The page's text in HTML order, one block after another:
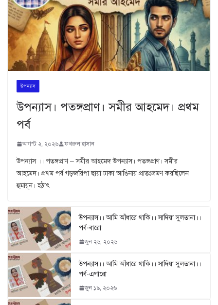
উপন্যাস
উপন্যাস। পতঙ্গপ্রাণ। সমীর আহমেদ। প্রথম
পর্ব
আগস্ট ২, ২০২৬ ফখরুল হাসান
উপন্যাস ।। পতঙ্গপ্রাণ – সমীর আহমেদ উপন্যাস। পতঙ্গপ্রাণ। সমীর
আহমেদ। প্রথম পর্ব গড়জরিপা ছায়া ঢাকা আঙিনায় প্রাতঃভ্রমণ করছিলেন
হুমায়ূন। হঠাৎ
উপন্যাস।। আমি আঁধারে থাকি।। সাদিয়া সুলতানা।।
পর্ব-বারো
জুন ২৬, ২০২৬
উপন্যাস।। আমি আঁধারে থাকি।। সাদিয়া সুলতানা।।
পর্ব-এগারো
জুন ১৯, ২০২৬